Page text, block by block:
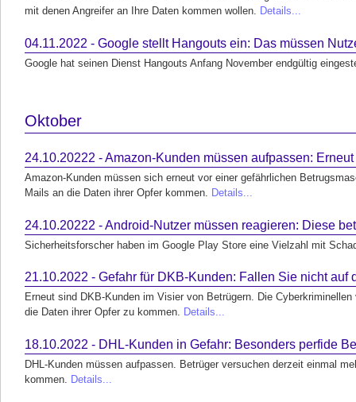
mit denen Angreifer an Ihre Daten kommen wollen. Details...
04.11.2022 - Google stellt Hangouts ein: Das müssen
Google hat seinen Dienst Hangouts Anfang November endgültig
Oktober
24.10.20222 - Amazon-Kunden müssen aufpassen:
Amazon-Kunden müssen sich erneut vor einer gefährlichen
Mails an die Daten ihrer Opfer kommen. Details...
24.10.20222 - Android-Nutzer müssen reagieren: Diese
Sicherheitsforscher haben im Google Play Store eine Vielzahl mit
21.10.2022 - Gefahr für DKB-Kunden: Fallen Sie nicht auf
Erneut sind DKB-Kunden im Visier von Betrügern. Die
die Daten ihrer Opfer zu kommen. Details...
18.10.2022 - DHL-Kunden in Gefahr: Besonders perfide
DHL-Kunden müssen aufpassen. Betrüger versuchen derzeit einmal
kommen.
Details...